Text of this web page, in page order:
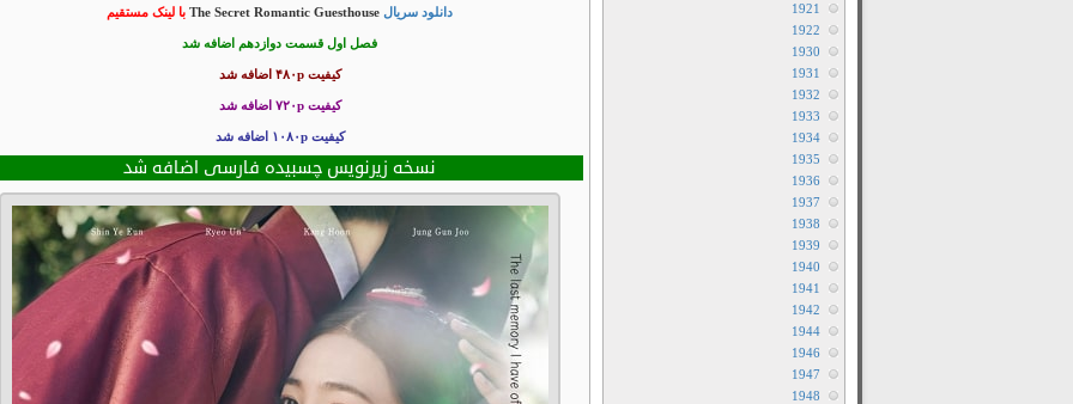
دانلود سریال با لینک مستقیم
فصل اول قسمت دوازدهم اضافه شد
کیفیت ۴۸۰p اضافه شد
کیفیت ۷۲۰p اضافه شد
کیفیت ۱۰۸۰p اضافه شد
نسخه زیرنویس چسبیده فارسی اضافه شد
1921
1922
1930
1931
1932
1933
1934
1935
1936
1937
1938
1939
1940
1941
1942
1944
1946
1947
1948